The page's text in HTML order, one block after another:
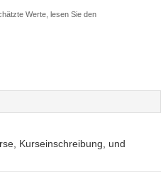
Werte, lesen Sie den
Kurseinschreibung, und